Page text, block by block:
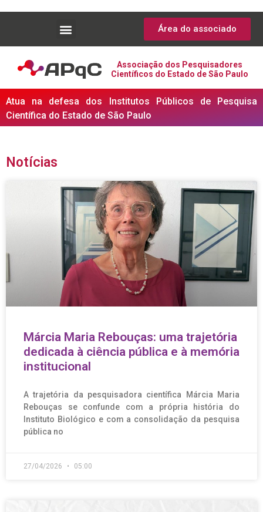
Área do associado
Associação dos Pesquisadores
Científicos do Estado de São Paulo
Atua na defesa dos Institutos Públicos de Pesquisa
Científica do Estado de São Paulo
Notícias
Márcia Maria Rebouças: uma trajetória
dedicada à ciência pública e à memória
institucional
A trajetória da pesquisadora científica Márcia Maria
Rebouças se confunde com a própria história do
Instituto Biológico e com a consolidação da pesquisa
pública no
27/04/2026 05:00